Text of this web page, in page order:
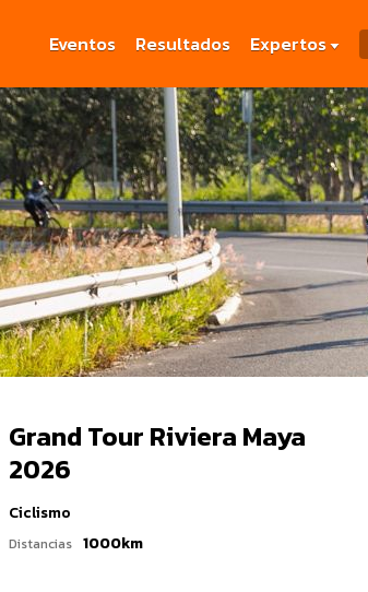
Eventos Resultados Expertos
Grand Tour Riviera Maya
2026
Ciclismo
Distancias 1000km